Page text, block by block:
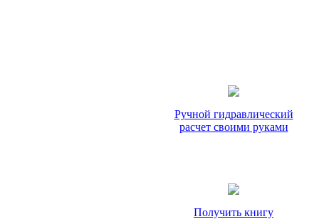
Ручной гидравлический
расчет своими руками
Получить книгу